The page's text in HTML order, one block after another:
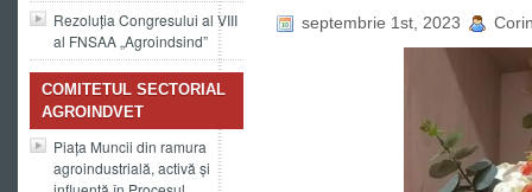
Rezoluția Congresului al VIII
al FNSAA „Agroindsind”
COMITETUL SECTORIAL
AGROINDVET
Piața Muncii din ramura
agroindustrială, activă și
septembrie 1st, 2023